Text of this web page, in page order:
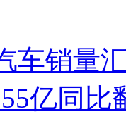
车销量
亿同